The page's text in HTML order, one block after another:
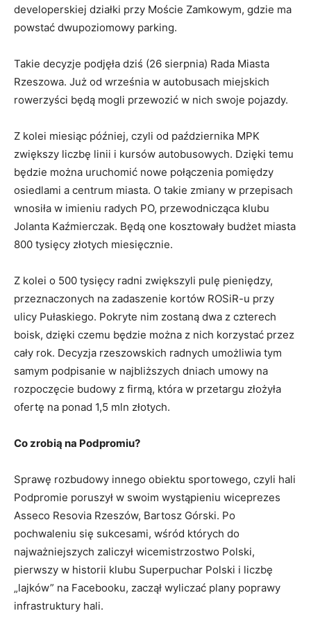
developerskiej działki przy Moście Zamkowym, gdzie ma
powstać dwupoziomowy parking.
Takie decyzje podjęła dziś (26 sierpnia) Rada Miasta
Rzeszowa. Już od września w autobusach miejskich
rowerzyści będą mogli przewozić w nich swoje pojazdy.
Z kolei miesiąc później, czyli od października MPK
zwiększy liczbę linii i kursów autobusowych. Dzięki temu
będzie można uruchomić nowe połączenia pomiędzy
osiedlami a centrum miasta. O takie zmiany w przepisach
wnosiła w imieniu radych PO, przewodnicząca klubu
Jolanta Kaźmierczak. Będą one kosztowały budżet miasta
800 tysięcy złotych miesięcznie.
Z kolei o 500 tysięcy radni zwiększyli pulę pieniędzy,
przeznaczonych na zadaszenie kortów ROSiR-u przy
ulicy Pułaskiego. Pokryte nim zostaną dwa z czterech
boisk, dzięki czemu będzie można z nich korzystać przez
cały rok. Decyzja rzeszowskich radnych umożliwia tym
samym podpisanie w najbliższych dniach umowy na
rozpoczęcie budowy z firmą, która w przetargu złożyła
ofertę na ponad 1,5 mln złotych.
Co zrobią na Podpromiu?
Sprawę rozbudowy innego obiektu sportowego, czyli hali
Podpromie poruszył w swoim wystąpieniu wiceprezes
Asseco Resovia Rzeszów, Bartosz Górski. Po
pochwaleniu się sukcesami, wśród których do
najważniejszych zaliczył wicemistrzostwo Polski,
pierwszy w historii klubu Superpuchar Polski i liczbę
„lajków” na Facebooku, zaczął wyliczać plany poprawy
infrastruktury hali.